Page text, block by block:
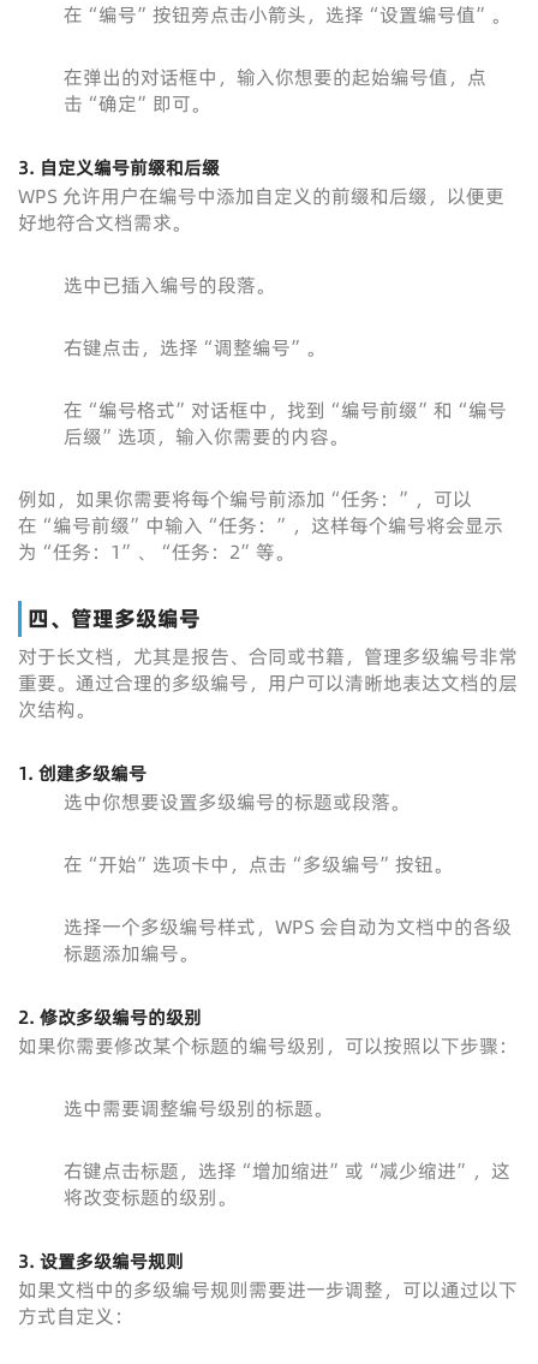
在“编号”按钮旁点击小箭头，选择“设置编号值”。
在弹出的对话框中，输入你想要的起始编号值，点
击“确定”即可。
3. 自定义编号前缀和后缀
WPS 允许用户在编号中添加自定义的前缀和后缀，以便更
好地符合文档需求。
选中已插入编号的段落。
右键点击，选择“调整编号”。
在“编号格式”对话框中，找到“编号前缀”和“编号
后缀”选项，输入你需要的内容。
例如，如果你需要将每个编号前添加“任务：”，可以
在“编号前缀”中输入“任务：”，这样每个编号将会显示
为“任务：1”、“任务：2”等。
四、管理多级编号
对于长文档，尤其是报告、合同或书籍，管理多级编号非常
重要。通过合理的多级编号，用户可以清晰地表达文档的层
次结构。
1. 创建多级编号
选中你想要设置多级编号的标题或段落。
在“开始”选项卡中，点击“多级编号”按钮。
选择一个多级编号样式，WPS 会自动为文档中的各级
标题添加编号。
2. 修改多级编号的级别
如果你需要修改某个标题的编号级别，可以按照以下步骤：
选中需要调整编号级别的标题。
右键点击标题，选择“增加缩进”或“减少缩进”，这
将改变标题的级别。
3. 设置多级编号规则
如果文档中的多级编号规则需要进一步调整，可以通过以下
方式自定义：